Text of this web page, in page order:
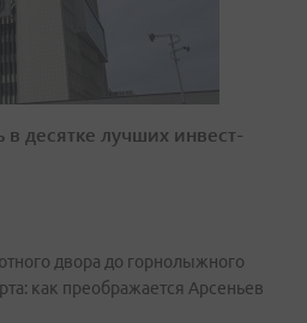
десятке лучших инвест-
двора до горнолыжного
как преображается Арсеньев